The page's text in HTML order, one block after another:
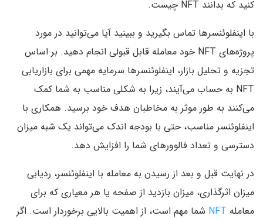
کنید که بدانند NFT چیست.
با اینفلوئنسرها تماس بگیرید و ببینید آیا می‌توانید در مورد
پروژه‌های NFT خود معامله قابل قبولی انجام دهید. بر اساس
تجزیه و تحلیل بازار، اینفلوئنسرها سرمایه مهمی برای بازاریابی
NFT به حساب می‌آیند، زیرا به شکلی مناسب به شما کمک
می‌کنند به طور موثر به مخاطبان هدف خود برسید. همکاری با
اینفلوئنسر مناسب، حتی با بودجه اندک می‌تواند یک شبه میزان
دسترسی و تعداد فالوورهای شما را افزایش دهد.
در نهایت قبل و بعد از رسیدن به معامله با اینفلوئنسر، ردیابی
میزان اثرگذاری، میزان بازدید از صفحه یا هر معیاری که برای
معامله NFT شما مهم است، از اهمیت بالایی برخوردار است. اگر